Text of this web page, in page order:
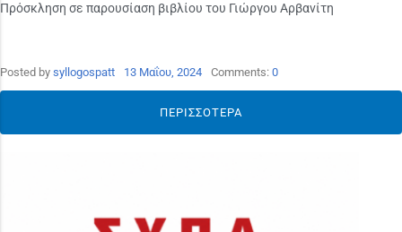
Πρόσκληση σε παρουσίαση βιβλίου του Γιώργου Αρβανίτη
Posted by syllogospatt 13 Μαΐου, 2024 Comments: 0
ΠΕΡΙΣΣΌΤΕΡΑ